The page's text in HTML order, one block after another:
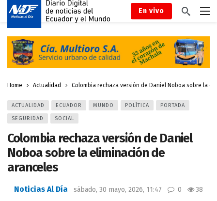
En vivo
Home Actualidad Colombia rechaza versión de Daniel Noboa sobre la
ACTUALIDAD ECUADOR MUNDO POLÍTICA PORTADA
SEGURIDAD SOCIAL
Colombia rechaza versión de Daniel
Noboa sobre la eliminación de
aranceles
Noticias Al Día sábado, 30 mayo, 2026, 11:47 0 38